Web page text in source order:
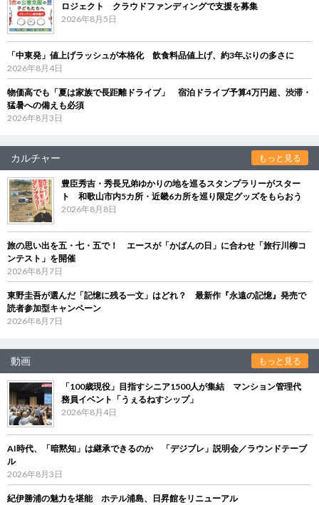
ロジェクト クラウドファンディングで支援を募集
2026年8月5日
「中東発」値上げラッシュが本格化 飲食料品値上げ、約3年ぶりの多さに
2026年8月4日
物価高でも「夏は家族で長距離ドライブ」 宿泊ドライブ予算4万円超、渋滞・
猛暑への備えも必須
2026年8月3日
カルチャー もっと見る
豊臣秀吉・秀長兄弟ゆかりの地を巡るスタンプラリーがスター
ト 和歌山市内5カ所・近畿6カ所を巡り限定グッズをもらおう
2026年8月8日
旅の思い出を五・七・五で！ エースが「かばんの日」に合わせ「旅行川柳コ
ンテスト」を開催
2026年8月7日
東野圭吾が選んだ「記憶に残る一文」はどれ？ 最新作『永遠の記憶』発売で
読者参加型キャンペーン
2026年8月7日
動画 もっと見る
「100歳現役」目指すシニア1500人が集結 マンション管理代
務員イベント「うぇるねすシップ」
2026年8月4日
AI時代、「暗黙知」は継承できるのか 「デジブレ」説明会／ラウンドテーブ
ル
2026年8月3日
紀伊勝浦の魅力を堪能 ホテル浦島、日昇館をリニューアル